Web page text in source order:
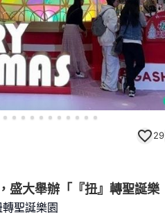
29
盛大舉辦「『扭』轉聖誕樂
聖誕樂園